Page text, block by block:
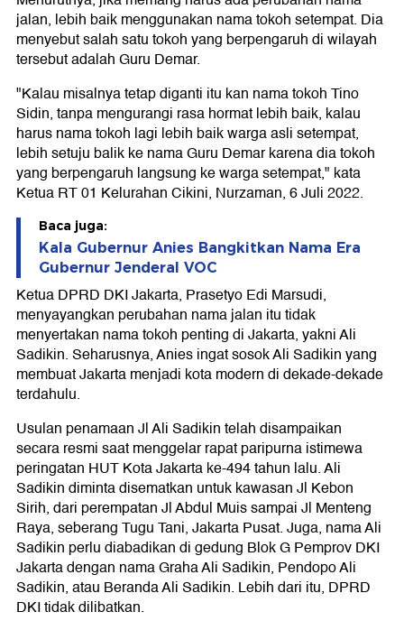
jalan, lebih baik menggunakan nama tokoh setempat. Dia
menyebut salah satu tokoh yang berpengaruh di wilayah
tersebut adalah Guru Demar.
"Kalau misalnya tetap diganti itu kan nama tokoh Tino
Sidin, tanpa mengurangi rasa hormat lebih baik, kalau
harus nama tokoh lagi lebih baik warga asli setempat,
lebih setuju balik ke nama Guru Demar karena dia tokoh
yang berpengaruh langsung ke warga setempat," kata
Ketua RT 01 Kelurahan Cikini, Nurzaman, 6 Juli 2022.
Baca juga:
Kala Gubernur Anies Bangkitkan Nama Era
Gubernur Jenderal VOC
Ketua DPRD DKI Jakarta, Prasetyo Edi Marsudi,
menyayangkan perubahan nama jalan itu tidak
menyertakan nama tokoh penting di Jakarta, yakni Ali
Sadikin. Seharusnya, Anies ingat sosok Ali Sadikin yang
membuat Jakarta menjadi kota modern di dekade-dekade
terdahulu.
Usulan penamaan Jl Ali Sadikin telah disampaikan
secara resmi saat menggelar rapat paripurna istimewa
peringatan HUT Kota Jakarta ke-494 tahun lalu. Ali
Sadikin diminta disematkan untuk kawasan Jl Kebon
Sirih, dari perempatan Jl Abdul Muis sampai Jl Menteng
Raya, seberang Tugu Tani, Jakarta Pusat. Juga, nama Ali
Sadikin perlu diabadikan di gedung Blok G Pemprov DKI
Jakarta dengan nama Graha Ali Sadikin, Pendopo Ali
Sadikin, atau Beranda Ali Sadikin. Lebih dari itu, DPRD
DKI tidak dilibatkan.